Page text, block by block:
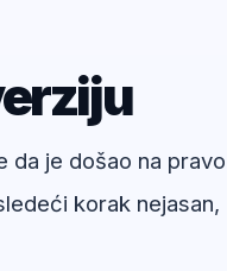
da je došao na pravo
korak nejasan,